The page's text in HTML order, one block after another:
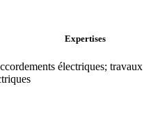
Expertises
électriques; travaux